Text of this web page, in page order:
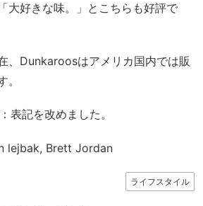
大好きな味。」とこちらも好評で
、Dunkaroosはアメリカ国内では販
表記を改めました。
lejbak, Brett Jordan
ライフスタイル